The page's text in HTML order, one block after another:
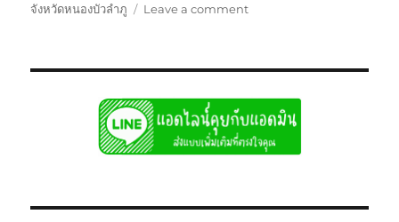
จังหวัดหนองบัวลำภู
Leave a commenton
หัว
ลาก
หาง
โลวเบท
6เพลา